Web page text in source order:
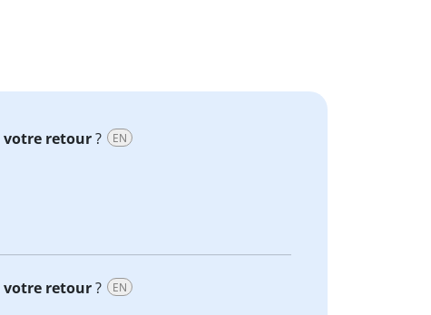
votre retour? EN
votre retour? EN